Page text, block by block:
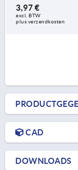
3,97 €
excl. BTW
plus verzendkosten
CAD
DOWNLOADS